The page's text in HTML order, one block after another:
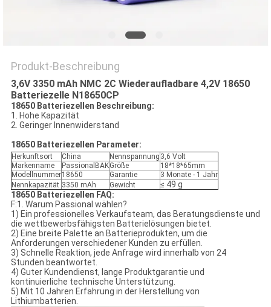
Produkt-Beschreibung
3,6V 3350 mAh NMC 2C Wiederaufladbare 4,2V 18650
Batteriezelle N18650CP
18650 Batteriezellen Beschreibung:
1. Hohe Kapazität
2. Geringer Innenwiderstand
18650 Batteriezellen Parameter:
Herkunftsort China Nennspannung 3,6 Volt
Markenname
PassionalBAKGröße
18*18*65mm
Modellnummer18650 Garantie
3 Monate - 1 Jahr
Nennkapazität 3350 mAh Gewicht
≤ 49 g
18650 Batteriezellen FAQ:
F:1. Warum Passional wählen?
1) Ein professionelles Verkaufsteam, das Beratungsdienste und
die wettbewerbsfähigsten Batterielösungen bietet.
2) Eine breite Palette an Batterieprodukten, um die
Anforderungen verschiedener Kunden zu erfüllen.
3) Schnelle Reaktion, jede Anfrage wird innerhalb von 24
Stunden beantwortet.
4) Guter Kundendienst, lange Produktgarantie und
kontinuierliche technische Unterstützung.
5) Mit 10 Jahren Erfahrung in der Herstellung von
Lithiumbatterien.